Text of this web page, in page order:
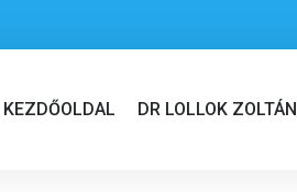
KEZDŐOLDAL DR LOLLOK ZOLTÁN